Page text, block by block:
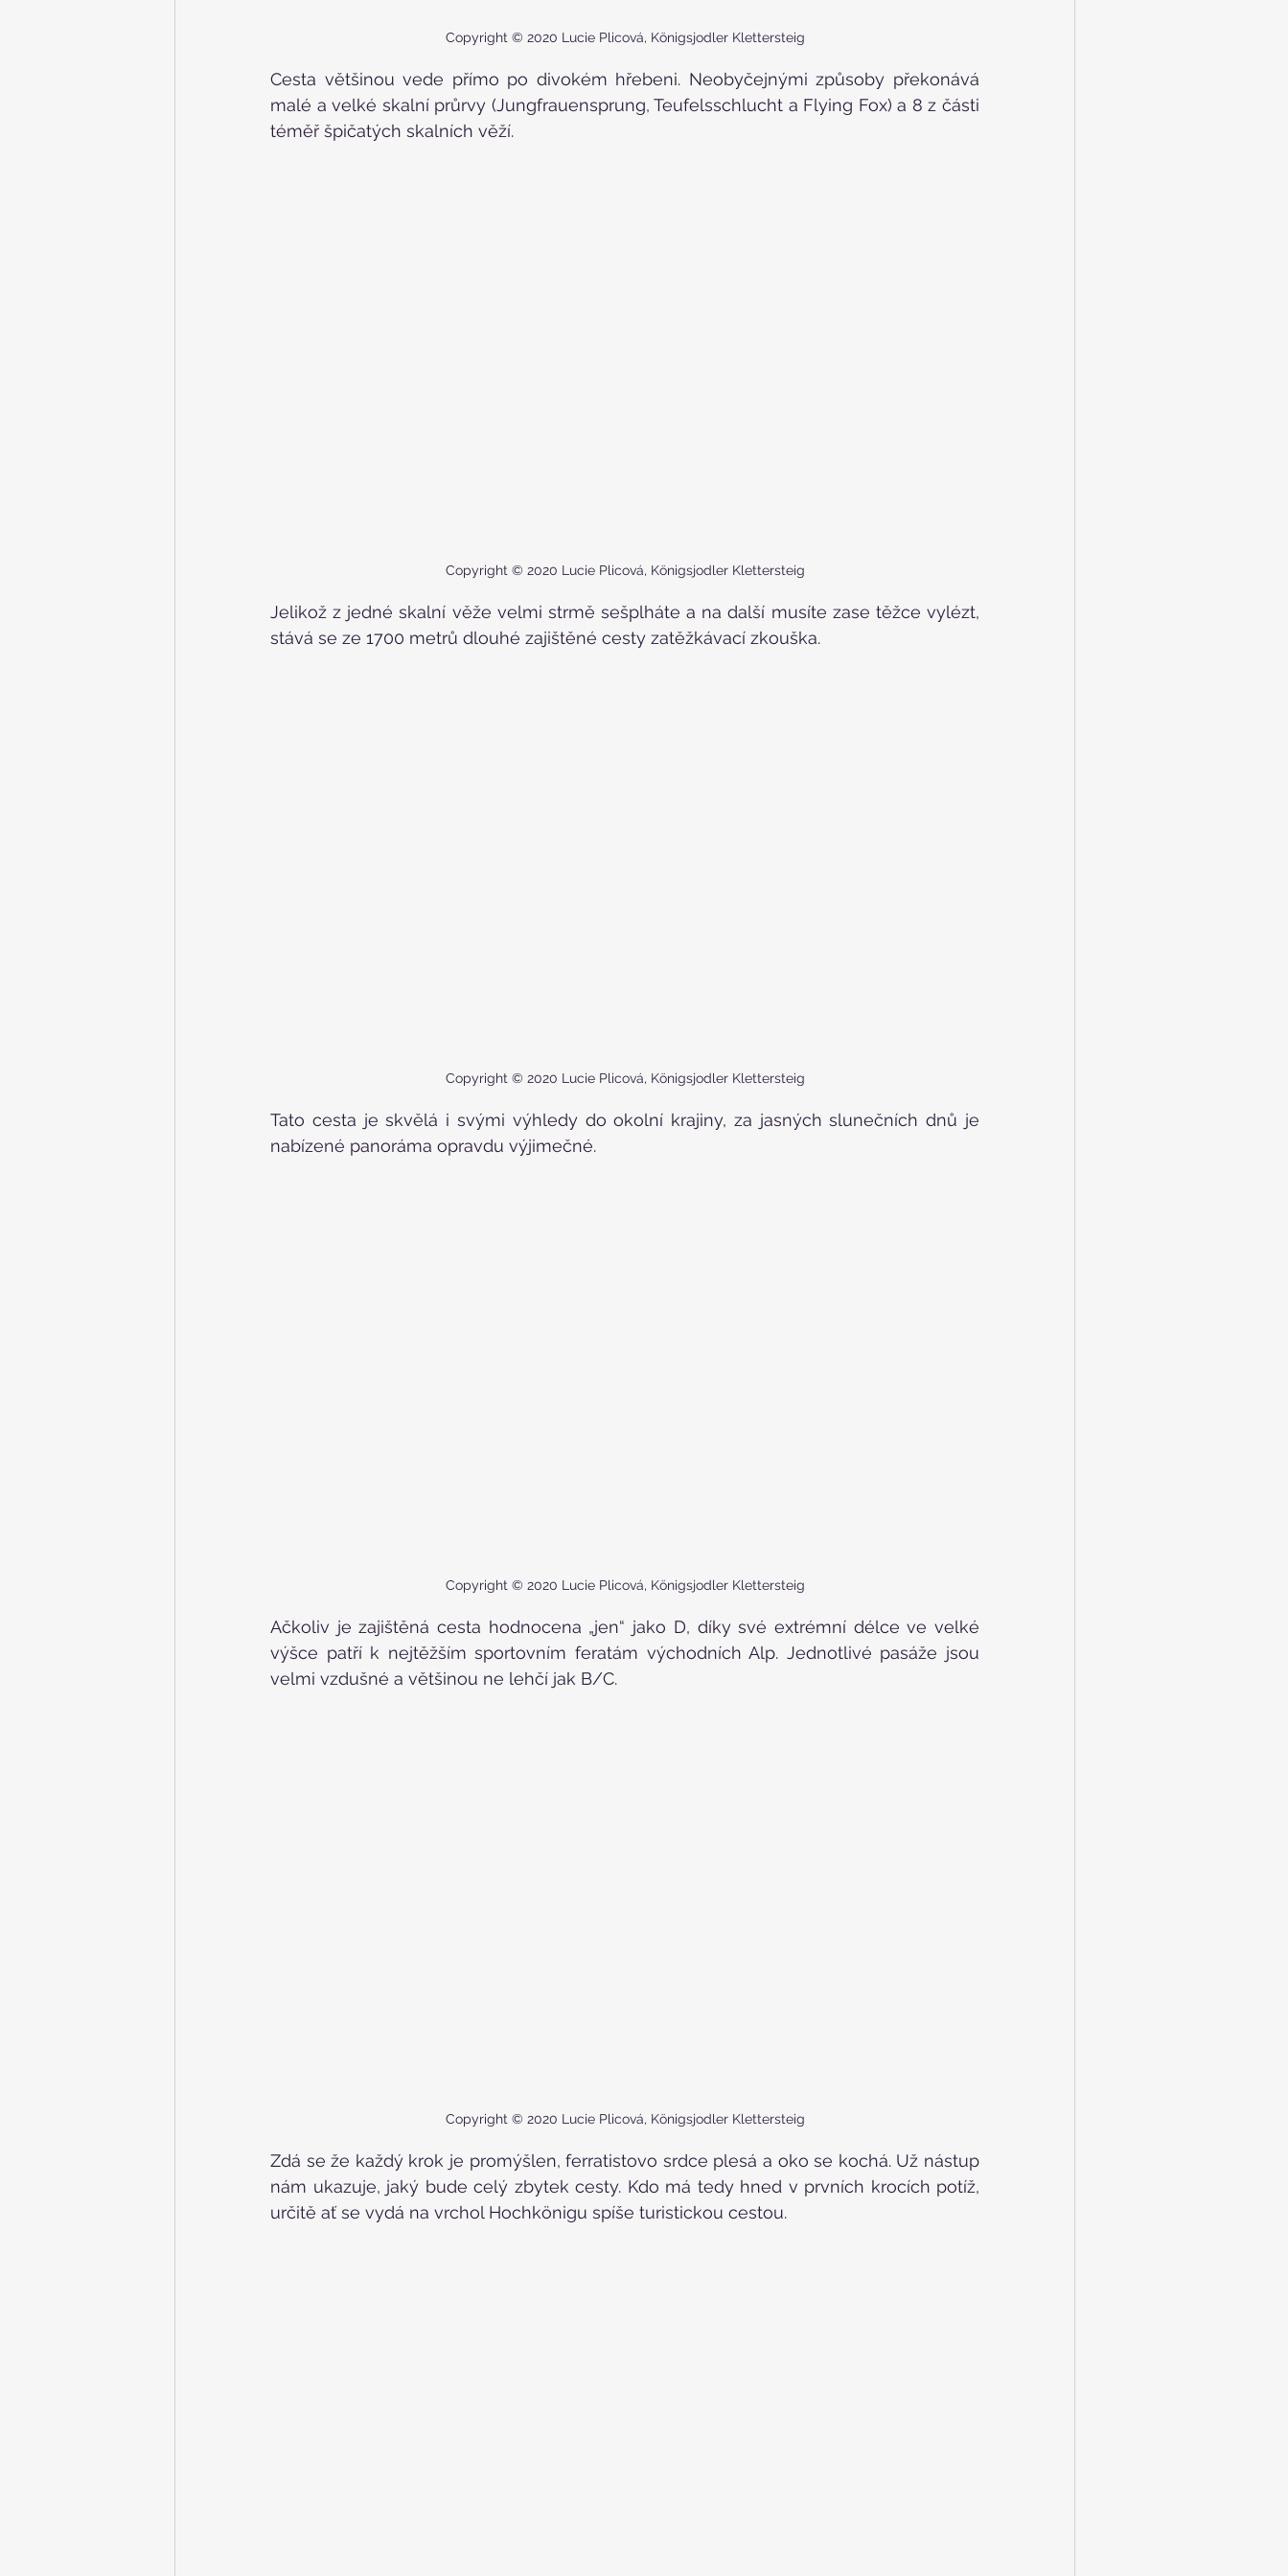
Copyright © 2020 Lucie Plicová, Königsjodler Klettersteig
Cesta většinou vede přímo po divokém hřebeni. Neobyčejnými způsoby překonává
malé a velké skalní průrvy (Jungfrauensprung, Teufelsschlucht a Flying Fox) a 8 z části
téměř špičatých skalních věží.
Copyright © 2020 Lucie Plicová, Königsjodler Klettersteig
Jelikož z jedné skalní věže velmi strmě sešplháte a na další musíte zase těžce vylézt,
stává se ze 1700 metrů dlouhé zajištěné cesty zatěžkávací zkouška.
Copyright © 2020 Lucie Plicová, Königsjodler Klettersteig
Tato cesta je skvělá i svými výhledy do okolní krajiny, za jasných slunečních dnů je
nabízené panoráma opravdu výjimečné.
Copyright © 2020 Lucie Plicová, Königsjodler Klettersteig
Ačkoliv je zajištěná cesta hodnocena „jen“ jako D, díky své extrémní délce ve velké
výšce patří k nejtěžším sportovním feratám východních Alp. Jednotlivé pasáže jsou
velmi vzdušné a většinou ne lehčí jak B/C.
Copyright © 2020 Lucie Plicová, Königsjodler Klettersteig
Zdá se že každý krok je promýšlen, ferratistovo srdce plesá a oko se kochá. Už nástup
nám ukazuje, jaký bude celý zbytek cesty. Kdo má tedy hned v prvních krocích potíž,
určitě ať se vydá na vrchol Hochkönigu spíše turistickou cestou.